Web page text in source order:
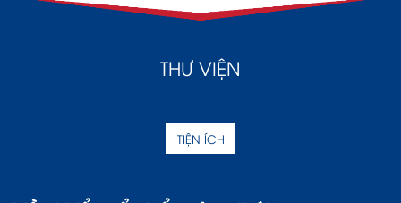
THƯ VIỆN
TIỆN ÍCH